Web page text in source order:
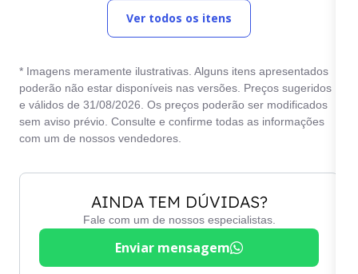
Ver todos os itens
* Imagens meramente ilustrativas. Alguns itens apresentados
poderão não estar disponíveis nas versões. Preços sugeridos
e válidos de 31/08/2026. Os preços poderão ser modificados
sem aviso prévio. Consulte e confirme todas as informações
com um de nossos vendedores.
AINDA TEM DÚVIDAS?
Fale com um de nossos especialistas.
Enviar mensagem